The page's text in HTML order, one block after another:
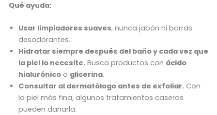
Qué ayuda:
Usar limpiadores suaves, nunca jabón ni barras
desodorantes.
Hidratar siempre después del baño y cada vez que
la piel lo necesite.Busca productos con ácido
hialurónicoo glicerina.
Consultar al dermatólogo antes de exfoliar.Con
la piel más fina, algunos tratamientos caseros
pueden dañarla.